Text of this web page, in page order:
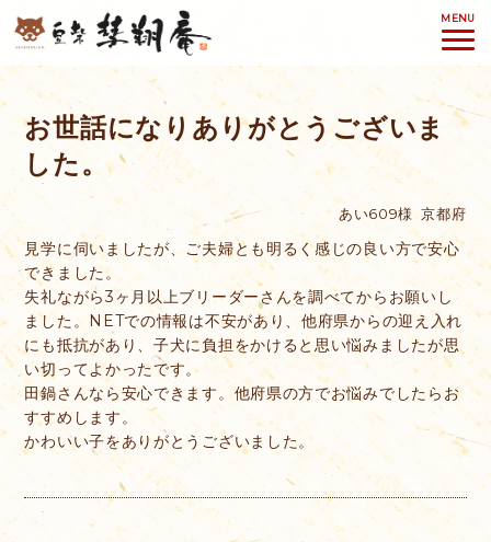
MENU
お世話になりありがとうございま
した。
あい609様 京都府
見学に伺いましたが、ご夫婦とも明るく感じの良い方で安心
できました。
失礼ながら3ヶ月以上ブリーダーさんを調べてからお願いし
ました。NETでの情報は不安があり、他府県からの迎え入れ
にも抵抗があり、子犬に負担をかけると思い悩みましたが思
い切ってよかったです。
田鍋さんなら安心できます。他府県の方でお悩みでしたらお
すすめします。
かわいい子をありがとうございました。